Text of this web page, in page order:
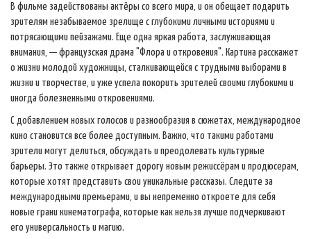
В фильме задействованы актёры со всего мира, и он обещает подарить
зрителям незабываемое зрелище с глубокими личными историями и
потрясающими пейзажами. Еще одна яркая работа, заслуживающая
внимания, — французская драма "Флора и откровения". Картина расскажет
о жизни молодой художницы, сталкивающейся с трудными выборами в
жизни и творчестве, и уже успела покорить зрителей своими глубокими и
иногда болезненными откровениями.
С добавлением новых голосов и разнообразия в сюжетах, международное
кино становится все более доступным. Важно, что такими работами
зрители могут делиться, обсуждать и преодолевать культурные
барьеры. Это также открывает дорогу новым режиссёрам и продюсерам,
которые хотят представить свои уникальные рассказы. Следите за
международными премьерами, и вы непременно откроете для себя
новые грани кинематографа, которые как нельзя лучше подчеркивают
его универсальность и магию.